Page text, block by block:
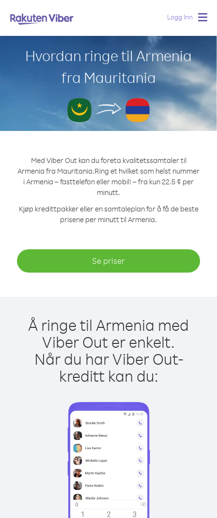
Logg Inn
Hvordan ringe til Armenia
fra Mauritania
Med Viber Out kan du foreta kvalitetssamtaler til
Armenia fra Mauritania.Ring et hvilket som helst nummer
i Armenia – fasttelefon eller mobil! – fra kun 22.5 ¢ per
minutt.
Kjøp kredittpakker eller en samtaleplan for å få de beste
prisene per minutt til Armenia.
Se priser
Å ringe til Armenia med
Viber Out er enkelt.
Når du har Viber Out-
kreditt kan du: